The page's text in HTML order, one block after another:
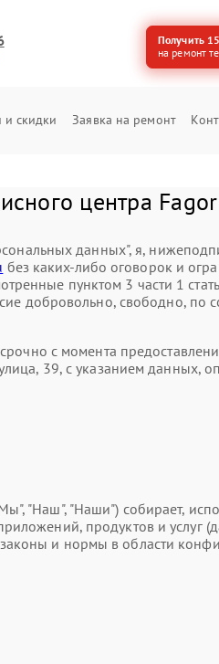
Получить
на ремонт
и скидки Заявка на ремонт
центра Fagor
данных", я,
без каких-либо оговорок и
пунктом 3 части 1
добровольно, свободно, по
с момента
39, с указанием данных,
"Наш", "Наши") собирает,
продуктов и услуг
и нормы в области